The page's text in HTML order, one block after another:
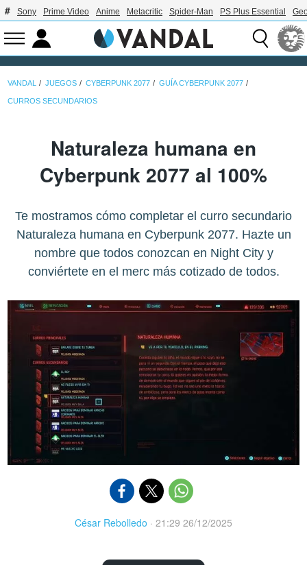
Sony Prime Video Anime Metacritic Spider-Man PS Plus Essential
VANDAL JUEGOS CYBERPUNK 2077 GUÍA CYBERPUNK 2077
CURROS SECUNDARIOS
Naturaleza humana en
Cyberpunk 2077 al 100%
Te mostramos cómo completar el curro secundario
Naturaleza humana en Cyberpunk 2077. Hazte un
nombre que todos conozcan en Night City y
conviértete en el merc más cotizado de todos.
César Rebolledo · 21:29 26/12/2025